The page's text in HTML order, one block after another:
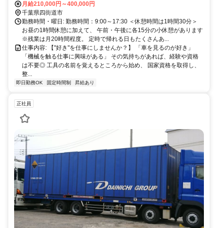
OK！ ※駐車場完備 車の運転が好きで、毎日1時間以上かけて 車通勤
するスタッフもいますよ！
月給210,000円～400,000円
千葉県四街道市
勤務時間・曜日: 勤務時間：9:00～17:30 ＜休憩時間は1時間30分＞
お昼の1時間休憩に加えて、 午前・午後に各15分の小休憩があります
※残業は月20時間程度。 定時で帰れる日もたくさんあ...
仕事内容: 【"好き"を仕事にしませんか？】 「車を見るのが好き」
「機械を触る仕事に興味がある」 その気持ちがあれば、経験や資格
は不要◎ 工具の名前を覚えるところから始め、 国家資格を取得し、
整...
即日勤務OK 固定時間制 昇給あり
正社員